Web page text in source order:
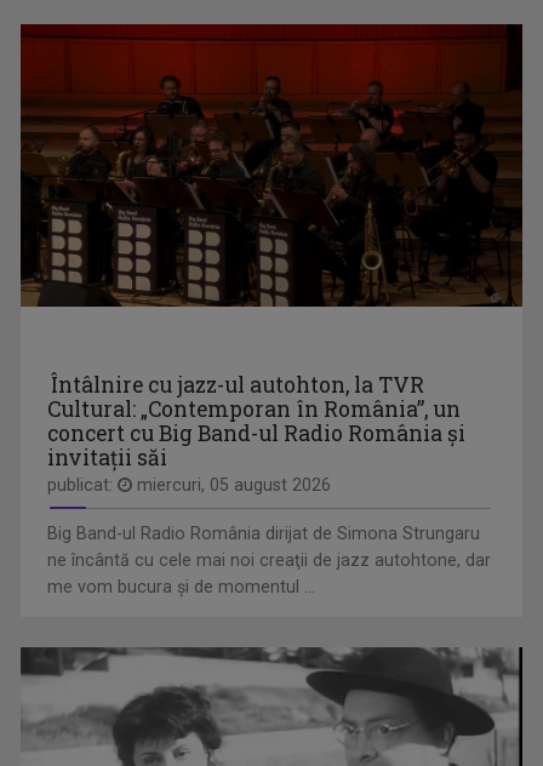
ETNIKULT
În fiecare marți și vineri, de la ora 14:30, ...
INTERVIURILE TVR CULTURAL
La „Interviurile TVR CULTURAL”, jurnalistele ...
E absolventă a Universității de Muzică, ...
Întâlnire cu jazz-ul autohton, la TVR
Cultural: „Contemporan în România”, un
concert cu Big Band-ul Radio România şi
invitaţii săi
publicat: miercuri, 05 august 2026
Big Band-ul Radio România dirijat de Simona Strungaru
ne încântă cu cele mai noi creaţii de jazz autohtone, dar
me vom bucura şi de momentul ...